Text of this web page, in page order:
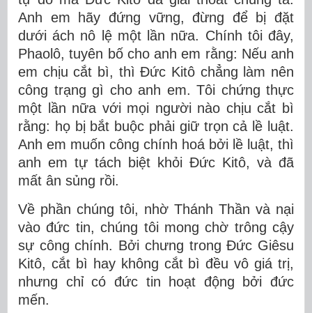
Anh em hãy đứng vững, đừng để bị đặt
dưới ách nô lệ một lần nữa. Chính tôi đây,
Phaolô, tuyên bố cho anh em rằng: Nếu anh
em chịu cắt bì, thì Ðức Kitô chẳng làm nên
công trạng gì cho anh em. Tôi chứng thực
một lần nữa với mọi người nào chịu cắt bì
rằng: họ bị bắt buộc phải giữ trọn cả lề luật.
Anh em muốn công chính hoá bởi lề luật, thì
anh em tự tách biệt khỏi Ðức Kitô, và đã
mất ân sủng rồi.
Về phần chúng tôi, nhờ Thánh Thần và nại
vào đức tin, chúng tôi mong chờ trông cậy
sự công chính. Bởi chưng trong Ðức Giêsu
Kitô, cắt bì hay không cắt bì đều vô giá trị,
nhưng chỉ có đức tin hoạt động bởi đức
mến.